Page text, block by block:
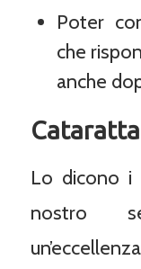
Poter
che
anche
Lo dicono
nostro